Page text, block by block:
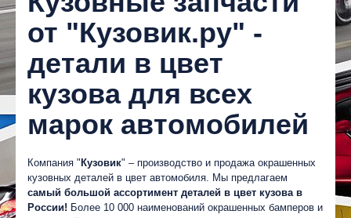
от "Кузовик.ру" -
детали в цвет
кузова для всех
марок автомобилей
Компания "Кузовик" – производство и продажа окрашенных
кузовных деталей в цвет автомобиля. Мы предлагаем
самый большой ассортимент деталей в цвет кузова в
России! Более 10 000 наименований окрашенных бамперов и